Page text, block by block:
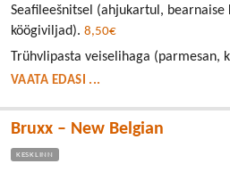
Seafileešnitsel (ahjukartul, bearnaise
köögiviljad). 8,50€
Trühvlipasta veiselihaga (parmesan,
VAATA EDASI ...
Bruxx – New Belgian
KESKLINN